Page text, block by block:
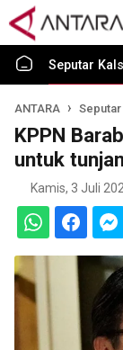
Seputar
ANTARA Seputar
KPPN
untuk
Kamis, 3 Juli